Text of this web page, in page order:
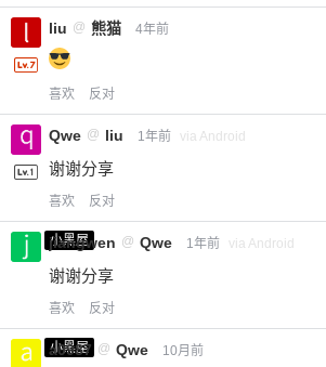
liu @ 熊猫 4年前
喜欢 反对
Qwe @ liu 1年前 via Android
谢谢分享
喜欢 反对
小黑屋
jiangwen @ Qwe 1年前 via Android
谢谢分享
喜欢 反对
小黑屋
a0987 @ Qwe 10月前